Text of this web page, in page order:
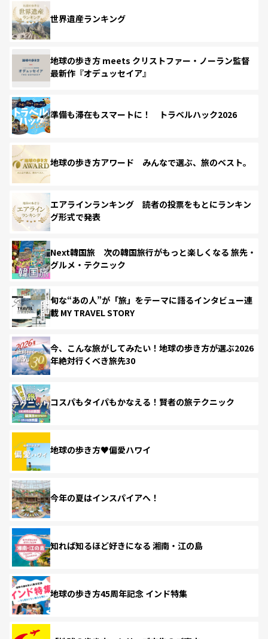
世界遺産ランキング
地球の歩き方 meets クリストファー・ノーラン監督
最新作『オデュッセイア』
準備も滞在もスマートに！ トラベルハック2026
地球の歩き方アワード みんなで選ぶ、旅のベスト。
エアラインランキング 読者の投票をもとにランキン
グ形式で発表
Next韓国旅 次の韓国旅行がもっと楽しくなる 旅先・
グルメ・テクニック
旬な“あの人”が「旅」をテーマに語るインタビュー連
載 MY TRAVEL STORY
今、こんな旅がしてみたい！地球の歩き方が選ぶ2026
年絶対行くべき旅先30
コスパもタイパもかなえる！賢者の旅テクニック
地球の歩き方♥偏愛ハワイ
今年の夏はインスパイアへ！
知れば知るほど好きになる 湘南・江の島
地球の歩き方45周年記念 インド特集